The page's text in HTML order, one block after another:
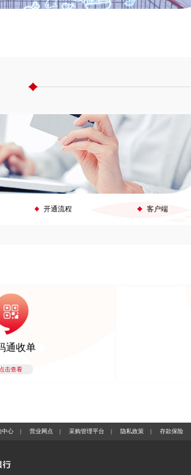
开通流程 客户端
通收单
点击查看
中心 | 营业网点 | 采购管理平台 | 隐私政策 | 存款保险